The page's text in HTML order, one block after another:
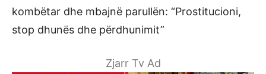
kombëtar dhe mbajnë parullën: “Prostitucioni,
stop dhunës dhe përdhunimit”
Zjarr Tv Ad